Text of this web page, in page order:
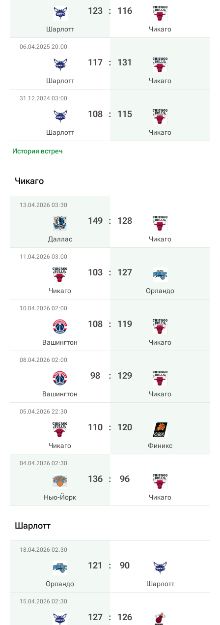
Шарлотт
123 : 116
Чикаго
06.04.2025 20:00
Шарлотт
117 : 131
Чикаго
31.12.2024 03:00
Шарлотт
108 : 115
Чикаго
История встреч
Чикаго
13.04.2026 03:30
Даллас
149 : 128
Чикаго
11.04.2026 03:00
Чикаго
103 : 127
Орландо
10.04.2026 02:00
Вашингтон
108 : 119
Чикаго
08.04.2026 02:00
Вашингтон
98 : 129
Чикаго
05.04.2026 22:30
Чикаго
110 : 120
Финикс
04.04.2026 02:30
Нью-Йорк
136 : 96
Чикаго
Шарлотт
18.04.2026 02:30
Орландо
121 : 90
Шарлотт
15.04.2026 02:30
127 : 126